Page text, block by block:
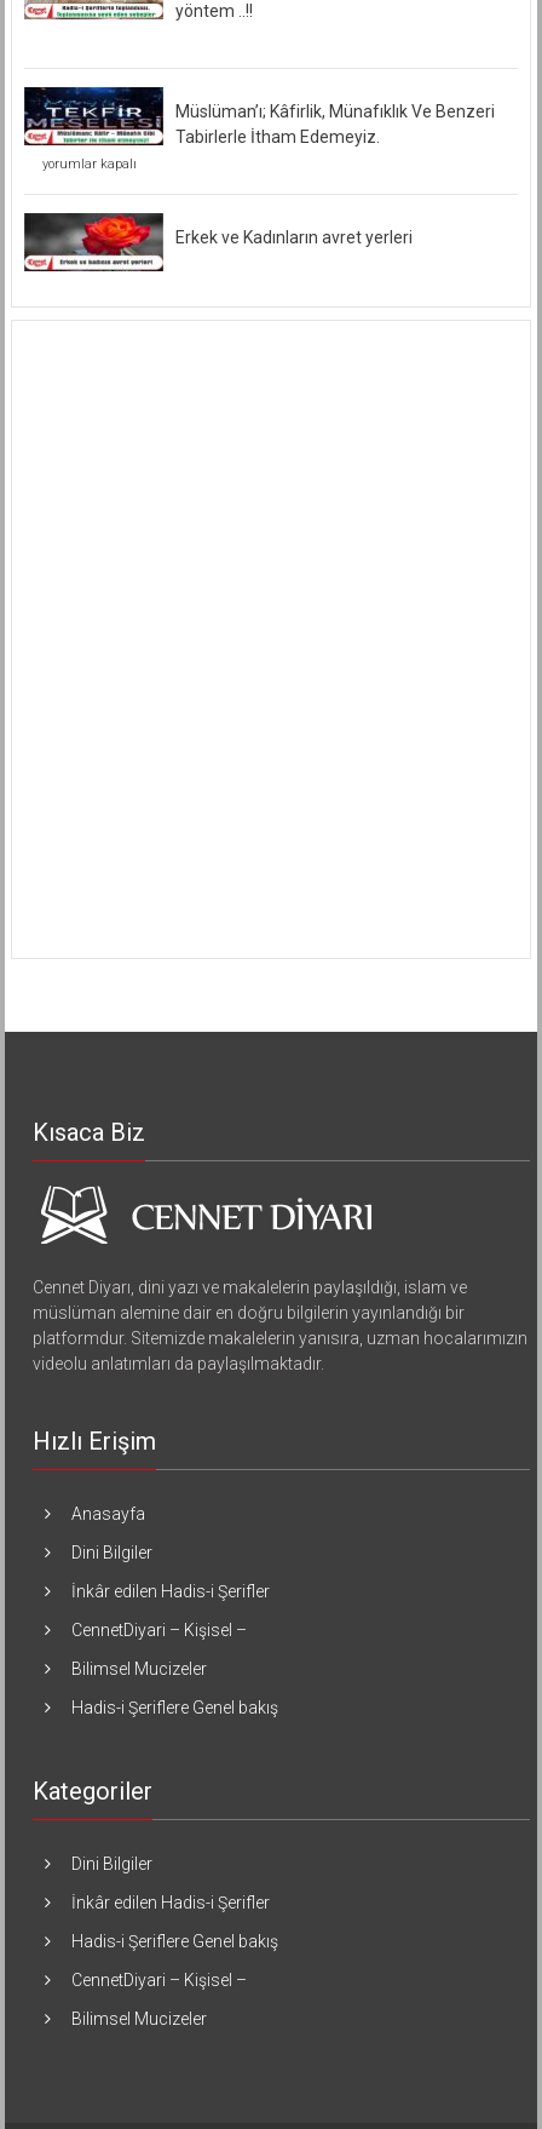
yöntem ..!!
Müslüman’ı; Kâfirlik, Münafıklık Ve Benzeri
Tabirlerle İtham Edemeyiz.
Müslüman’ı;
Münafıklık
Ve
Benzeri
Tabirlerle
İtham
yorumlar kapalı
Erkek ve Kadınların avret yerleri
Kısaca Biz
Cennet Diyarı, dini yazı ve makalelerin paylaşıldığı, islam ve
müslüman alemine dair en doğru bilgilerin yayınlandığı bir
platformdur. Sitemizde makalelerin yanısıra, uzman hocalarımızın
videolu anlatımları da paylaşılmaktadır.
Hızlı Erişim
Anasayfa
Dini Bilgiler
İnkâr edilen Hadis-i Şerifler
CennetDiyari – Kişisel –
Bilimsel Mucizeler
Hadis-i Şeriflere Genel bakış
Kategoriler
Dini Bilgiler
İnkâr edilen Hadis-i Şerifler
Hadis-i Şeriflere Genel bakış
CennetDiyari – Kişisel –
Bilimsel Mucizeler